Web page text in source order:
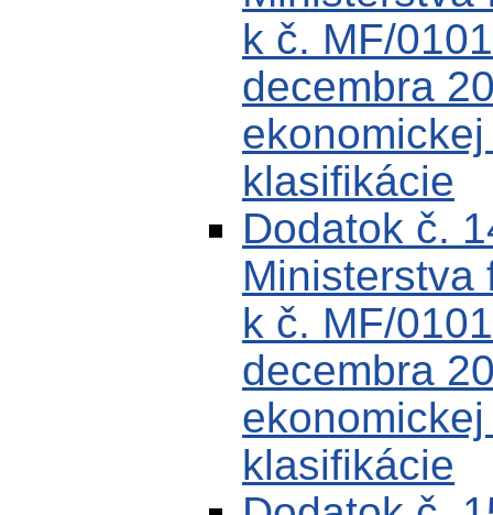
k č. MF/
decembra
klasifikácie
Dodatok č.
Ministerstva
k č. MF/
decembra
klasifikácie